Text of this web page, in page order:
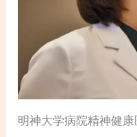
明神大学病院精神健康